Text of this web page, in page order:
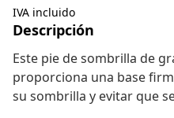
IVA incluido
Descripción
Este pie de sombrilla de
proporciona una base
su sombrilla y evitar que